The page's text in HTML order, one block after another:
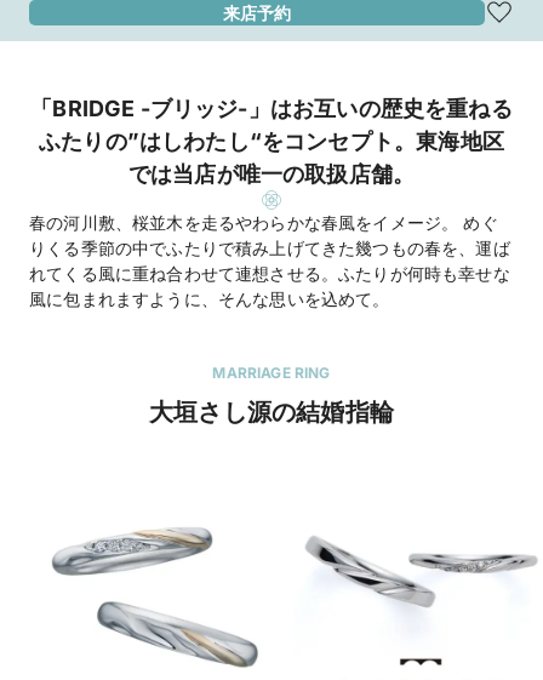
来店予約
「BRIDGE -ブリッジ-」はお互いの歴史を重ねる
ふたりの”はしわたし“をコンセプト。東海地区
では当店が唯一の取扱店舗。
春の河川敷、桜並木を走るやわらかな春風をイメージ。 めぐ
りくる季節の中でふたりで積み上げてきた幾つもの春を、運ば
れてくる風に重ね合わせて連想させる。ふたりが何時も幸せな
風に包まれますように、そんな思いを込めて。
MARRIAGE RING
大垣さし源の結婚指輪